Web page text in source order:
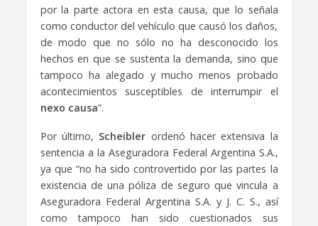
por la parte actora en esta causa, que lo señala
como conductor del vehículo que causó los daños,
de modo que no sólo no ha desconocido los
hechos en que se sustenta la demanda, sino que
tampoco ha alegado y mucho menos probado
acontecimientos susceptibles de interrumpir el
nexo causa”.
Por último, Scheibler ordenó hacer extensiva la
sentencia a la Aseguradora Federal Argentina S.A.,
ya que “no ha sido controvertido por las partes la
existencia de una póliza de seguro que vincula a
Aseguradora Federal Argentina S.A. y J. C. S., así
como tampoco han sido cuestionados sus